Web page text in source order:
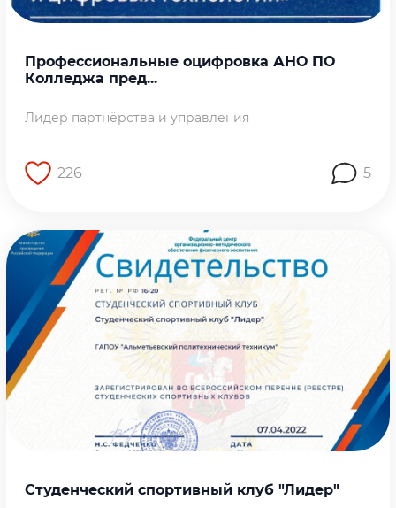
Профессиональные оцифровка АНО ПО
Колледжа пред...
Лидер партнёрства и управления
226 5
Студенческий спортивный клуб "Лидер"